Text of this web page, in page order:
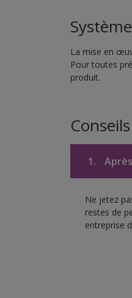
La mise en
Pour toutes
produit.
1.
Ne jetez
restes de
entreprise